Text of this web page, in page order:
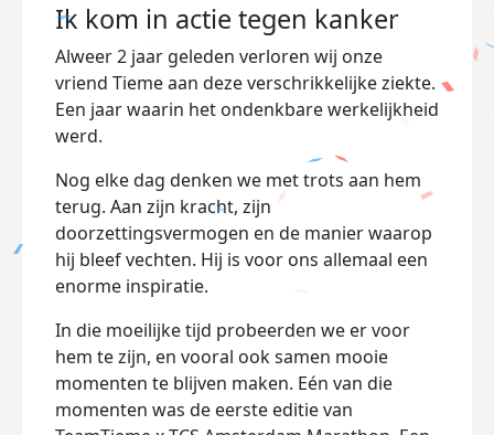
Ik kom in actie tegen kanker
Alweer 2 jaar geleden verloren wij onze
vriend Tieme aan deze verschrikkelijke ziekte.
Een jaar waarin het ondenkbare werkelijkheid
werd.
Nog elke dag denken we met trots aan hem
terug. Aan zijn kracht, zijn
doorzettingsvermogen en de manier waarop
hij bleef vechten. Hij is voor ons allemaal een
enorme inspiratie.
In die moeilijke tijd probeerden we er voor
hem te zijn, en vooral ook samen mooie
momenten te blijven maken. Eén van die
momenten was de eerste editie van